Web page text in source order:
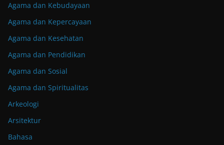
Agama dan Kebudayaan
Agama dan Kepercayaan
Agama dan Kesehatan
Agama dan Pendidikan
Agama dan Sosial
Agama dan Spiritualitas
Arkeologi
Arsitektur
Bahasa